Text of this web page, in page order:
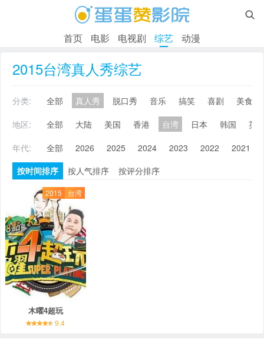

首页 电影 电视剧 综艺 动漫
2015台湾真人秀综艺
分类: 全部 真人秀 脱口秀 音乐 搞笑 喜剧
美食
地区:
全部 大陆 美国 香港 台湾 日本 韩国
英
年代:
全部 2026 2025 2024 2023 2022 2021
按时间排序
按人气排序 按评分排序
2015 台湾
木曜4超玩
9.4